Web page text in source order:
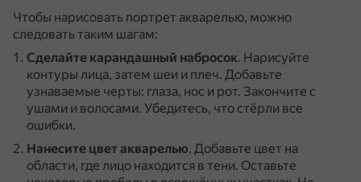
Чтобы нарисовать портрет акварелью, можно
следовать таким шагам:
Сделайте карандашный набросок. Нарисуйте
контуры лица, затем шеи и плеч. Добавьте
узнаваемые черты: глаза, нос и рот. Закончите с
ушами и волосами. Убедитесь, что стёрли все
ошибки.
Нанесите цвет акварелью. Добавьте цвет на
области, где лицо находится в тени. Оставьте